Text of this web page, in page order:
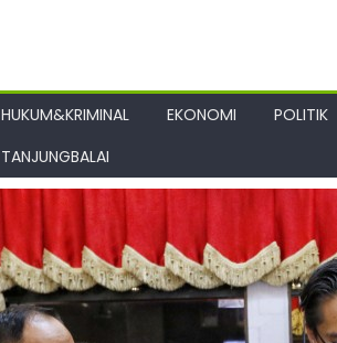
HUKUM&KRIMINAL EKONOMI POLITIK
TANJUNGBALAI